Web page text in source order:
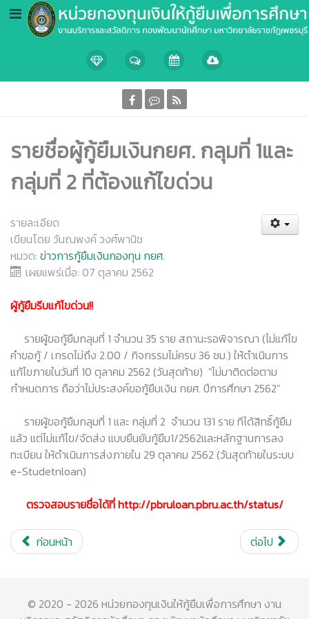
รายชื่อผู้กู้ยืมเงินกยศ. กลุมที่ 1และ
กลุ่มที่ 2 ที่ต้องแก้ไขด่วน
รายละเอียด
เขียนโดย วันณพงค์ วงศ์พานิช
หมวด: ข่าวการกู้ยืมเงินกองทุน กยศ.
เผยแพร่เมื่อ: 07 ตุลาคม 2562
ผู้กู้ยืมรีบแก้ไขด่วน!!
รายผู้ขอกู้ยืมกลุมที่ 1 จำนวน 35 ราย สถานะรอพิจารณา (ไม่แก้ไข
คำขอกู้ / เกรดไม่ถึง 2.00 / กิจกรรมไม่ครบ 36 ชม.) ให้ดำเนินการ
แก้ไขภายในวันที่ 10 ตุลาคม 2562 (วันสุดท้าย) "ไม่มาติดต่อตาม
กำหนดการ ถือว่าไม่ประสงค์ขอกู้ยืมเงิน กยศ. ปีการศึกษา 2562"
รายผู้ขอกู้ยืมกลุมที่ 1 และ กลุ่มที่ 2 จำนวน 131 ราย ทีได้สิทธิ์กู้ยืม
แล้ว แต่ไม่แก้ไข/จัดส่ง แบบยืนยันกู้ยืม1/2562และหลักฐานการลง
ทะเบียน ให้ดำเนินการส่งภายใน 29 ตุลาคม 2562 (วันสุดท้ายในระบบ
e-Studetnloan)
ตรวจสอบรายชื่อได้ที่ http://pbruloan.pbru.ac.th/status/
ก่อนหน้า ต่อไป
© 2020 - 2026 หน่วยกองทุนเงินให้กู้ยืมเพื่อการศึกษา งาน